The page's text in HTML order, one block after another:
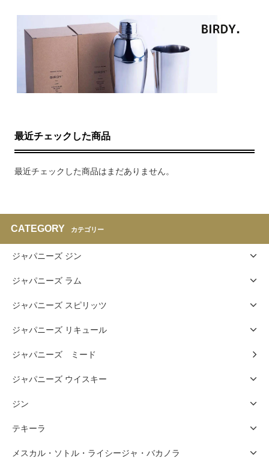
最近チェックした商品
最近チェックした商品はまだありません。
CATEGORY カテゴリー
ジャパニーズ ジン
ジャパニーズ ラム
ジャパニーズ スピリッツ
ジャパニーズ リキュール
ジャパニーズ ミード
ジャパニーズ ウイスキー
ジン
テキーラ
メスカル・ソトル・ライシージャ・バカノラ